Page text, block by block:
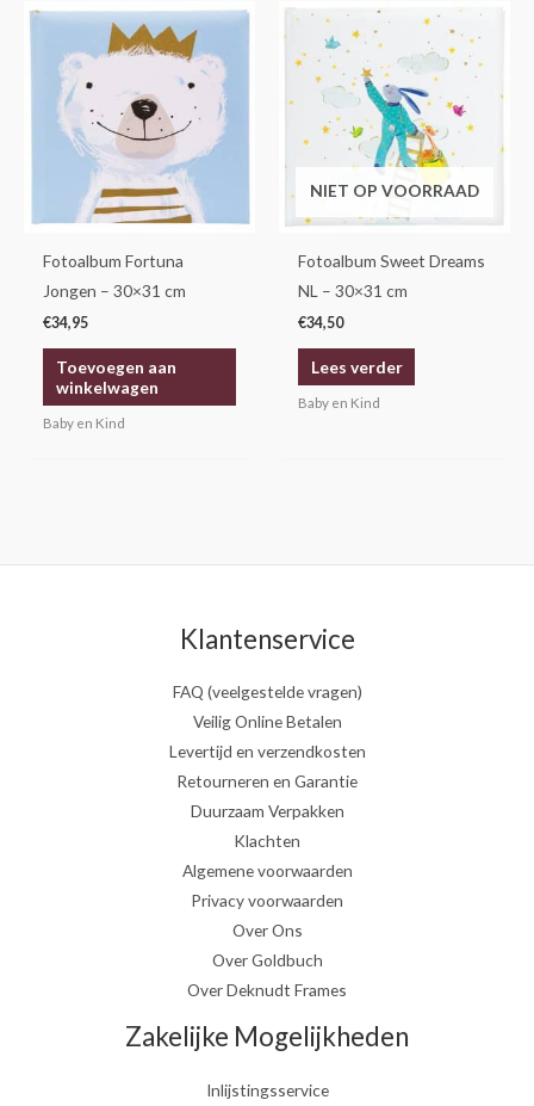
Fotoalbum Fortuna
Jongen – 30×31 cm
€34,95
Toevoegen aan
winkelwagen
Baby en Kind
NIET OP VOORRAAD
Fotoalbum Sweet Dreams
NL – 30×31 cm
€34,50
Lees verder
Baby en Kind
Klantenservice
FAQ (veelgestelde vragen)
Veilig Online Betalen
Levertijd en verzendkosten
Retourneren en Garantie
Duurzaam Verpakken
Klachten
Algemene voorwaarden
Privacy voorwaarden
Over Ons
Over Goldbuch
Over Deknudt Frames
Zakelijke Mogelijkheden
Inlijstingsservice